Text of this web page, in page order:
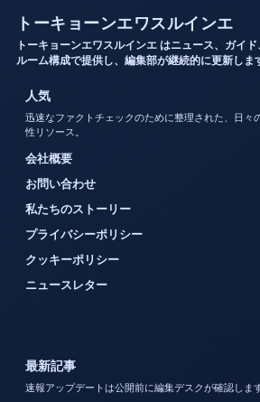
トーキョーンエワスルインエ
トーキョーンエワスルインエ はニュース、ガイ
ルーム構成で提供し、編集部が継続的に更新しま
人気
迅速なファクトチェックのために整理された、日々
性リソース。
会社概要
お問い合わせ
私たちのストーリー
プライバシーポリシー
クッキーポリシー
ニュースレター
最新記事
速報アップデートは公開前に編集デスクが確認します